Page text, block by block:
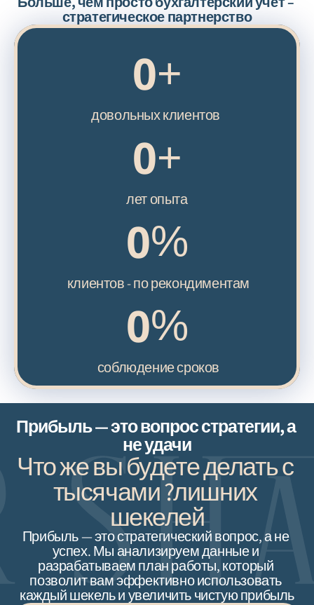
стратегическое партнерство
+
0
+
0
лет опыта
%
0
клиентов - по рекондиментам
%
0
соблюдение сроков
Прибыль — это вопрос стратегии, а
не удачи
Что же вы будете делать с
тысячами ?лишних
шекелей
Прибыль — это стратегический вопрос, а не
успех. Мы анализируем данные и
разрабатываем план работы, который
позволит вам эффективно использовать
каждый шекель и увеличить чистую прибыль